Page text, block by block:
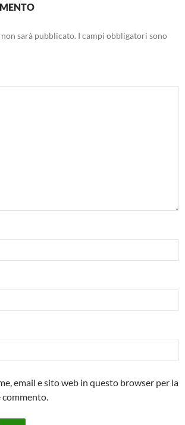
sarà pubblicato. I campi obbligatori sono
email e sito web in questo browser per la
commento.